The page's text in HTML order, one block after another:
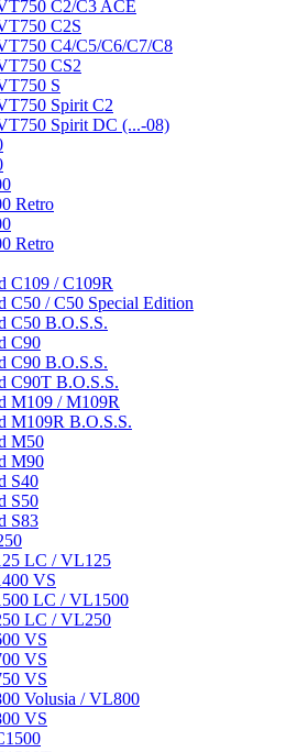
C2/C3 ACE
C2S
C4/C5/C6/C7/C8
CS2
S
Spirit C2
Spirit DC (...-08)
Retro
Retro
C109 / C109R
C50 / C50 Special Edition
C50 B.O.S.S.
C90
C90 B.O.S.S.
C90T B.O.S.S.
M109 / M109R
M109R B.O.S.S.
M50
M90
S40
S50
S83
LC / VL125
VS
LC / VL1500
LC / VL250
VS
VS
VS
Volusia / VL800
VS